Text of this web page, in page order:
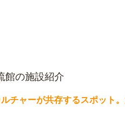
館の施設紹介
チャーが共存するスポット